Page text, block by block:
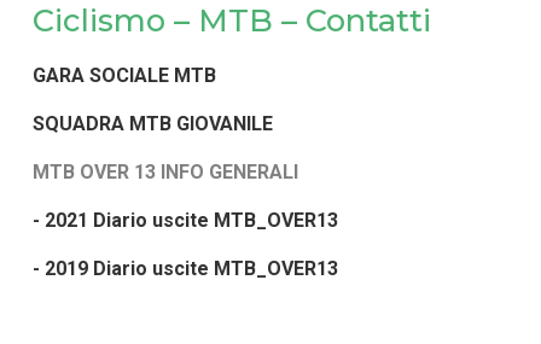
Ciclismo – MTB – Contatti
GARA SOCIALE MTB
SQUADRA MTB GIOVANILE
MTB OVER 13 INFO GENERALI
- 2021 Diario uscite MTB_OVER13
- 2019 Diario uscite MTB_OVER13